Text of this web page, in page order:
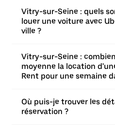
Vitry-sur-Seine : quels
louer une voiture avec
ville ?
Vitry-sur-Seine :
moyenne la location
Rent pour une semaine
Où puis-je trouver les
réservation ?